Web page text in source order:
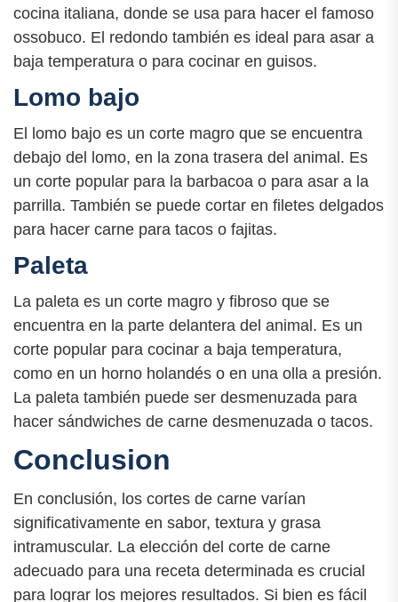
cocina italiana, donde se usa para hacer el famoso
ossobuco. El redondo también es ideal para asar a
baja temperatura o para cocinar en guisos.
Lomo bajo
El lomo bajo es un corte magro que se encuentra
debajo del lomo, en la zona trasera del animal. Es
un corte popular para la barbacoa o para asar a la
parrilla. También se puede cortar en filetes delgados
para hacer carne para tacos o fajitas.
Paleta
La paleta es un corte magro y fibroso que se
encuentra en la parte delantera del animal. Es un
corte popular para cocinar a baja temperatura,
como en un horno holandés o en una olla a presión.
La paleta también puede ser desmenuzada para
hacer sándwiches de carne desmenuzada o tacos.
Conclusion
En conclusión, los cortes de carne varían
significativamente en sabor, textura y grasa
intramuscular. La elección del corte de carne
adecuado para una receta determinada es crucial
para lograr los mejores resultados. Si bien es fácil